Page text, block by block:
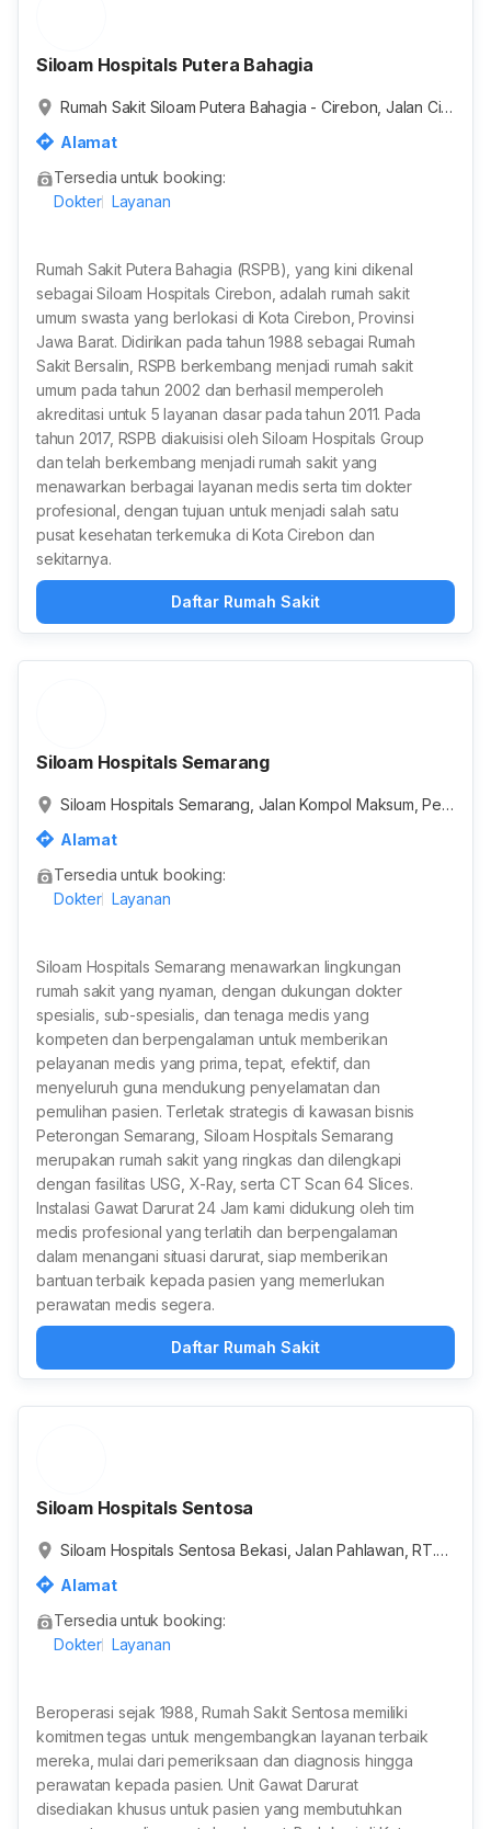
Siloam Hospitals Putera Bahagia
Rumah Sakit Siloam Putera Bahagia - Cirebon, Jalan Cir
Alamat
Tersedia untuk booking:
Dokter Layanan
Rumah Sakit Putera Bahagia (RSPB), yang kini dikenal
sebagai Siloam Hospitals Cirebon, adalah rumah sakit
umum swasta yang berlokasi di Kota Cirebon, Provinsi
Jawa Barat. Didirikan pada tahun 1988 sebagai Rumah
Sakit Bersalin, RSPB berkembang menjadi rumah sakit
umum pada tahun 2002 dan berhasil memperoleh
akreditasi untuk 5 layanan dasar pada tahun 2011. Pada
tahun 2017, RSPB diakuisisi oleh Siloam Hospitals Group
dan telah berkembang menjadi rumah sakit yang
menawarkan berbagai layanan medis serta tim dokter
profesional, dengan tujuan untuk menjadi salah satu
pusat kesehatan terkemuka di Kota Cirebon dan
sekitarnya.
Daftar Rumah Sakit
Siloam Hospitals Semarang
Siloam Hospitals Semarang, Jalan Kompol Maksum, Pet
Alamat
Tersedia untuk booking:
Dokter Layanan
Siloam Hospitals Semarang menawarkan lingkungan
rumah sakit yang nyaman, dengan dukungan dokter
spesialis, sub-spesialis, dan tenaga medis yang
kompeten dan berpengalaman untuk memberikan
pelayanan medis yang prima, tepat, efektif, dan
menyeluruh guna mendukung penyelamatan dan
pemulihan pasien. Terletak strategis di kawasan bisnis
Peterongan Semarang, Siloam Hospitals Semarang
merupakan rumah sakit yang ringkas dan dilengkapi
dengan fasilitas USG, X-Ray, serta CT Scan 64 Slices.
Instalasi Gawat Darurat 24 Jam kami didukung oleh tim
medis profesional yang terlatih dan berpengalaman
dalam menangani situasi darurat, siap memberikan
bantuan terbaik kepada pasien yang memerlukan
perawatan medis segera.
Daftar Rumah Sakit
Siloam Hospitals Sentosa
Siloam Hospitals Sentosa Bekasi, Jalan Pahlawan, RT.0
Alamat
Tersedia untuk booking:
Dokter Layanan
Beroperasi sejak 1988, Rumah Sakit Sentosa memiliki
komitmen tegas untuk mengembangkan layanan terbaik
mereka, mulai dari pemeriksaan dan diagnosis hingga
perawatan kepada pasien. Unit Gawat Darurat
disediakan khusus untuk pasien yang membutuhkan